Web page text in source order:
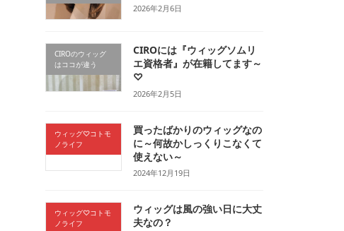
2026年2月6日
CIROのウィッグ
はココが違う
CIROには『ウィッグソムリ
エ資格者』が在籍してます～
♡
2026年2月5日
ウィッグ♡コトモ
ノライフ
買ったばかりのウィッグなの
に～何故かしっくりこなくて
使えない～
2024年12月19日
ウィッグ♡コトモ
ノライフ
ウィッグは風の強い日に大丈
夫なの？